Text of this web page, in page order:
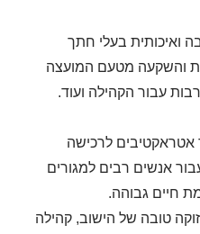
ואיכותית בעלי חתך
והשקעה מטעם המועצה
עבור הקהילה ועוד.
אטראקטיבים לרכישה
אנשים רבים למגורים
חיים גבוהה.
טובה של הישוב, קהילה